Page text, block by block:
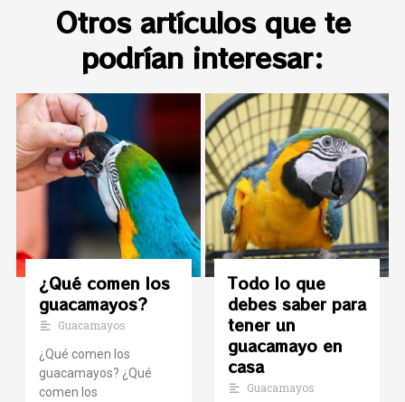
Otros artículos que te
podrían interesar:
¿Qué comen los
guacamayos?
Guacamayos
¿Qué comen los
guacamayos? ¿Qué
comen los
Todo lo que
debes saber para
tener un
guacamayo en
casa
Guacamayos